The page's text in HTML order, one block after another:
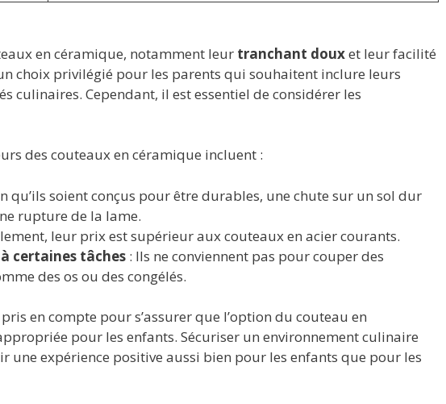
en céramique, notamment leur tranchant douxet leur facilité
choix privilégié pour les parents qui souhaitent inclure leurs
culinaires. Cependant, il est essentiel de considérer les
des couteaux en céramique incluent :
qu’ils soient conçus pour être durables, une chute sur un sol dur
rupture de la lame.
leur prix est supérieur aux couteaux en acier courants.
certaines tâches : Ils ne conviennent pas pour couper des
des os ou des congélés.
en compte pour s’assurer que l’option du couteau en
pour les enfants. Sécuriser un environnement culinaire
une expérience positive aussi bien pour les enfants que pour les